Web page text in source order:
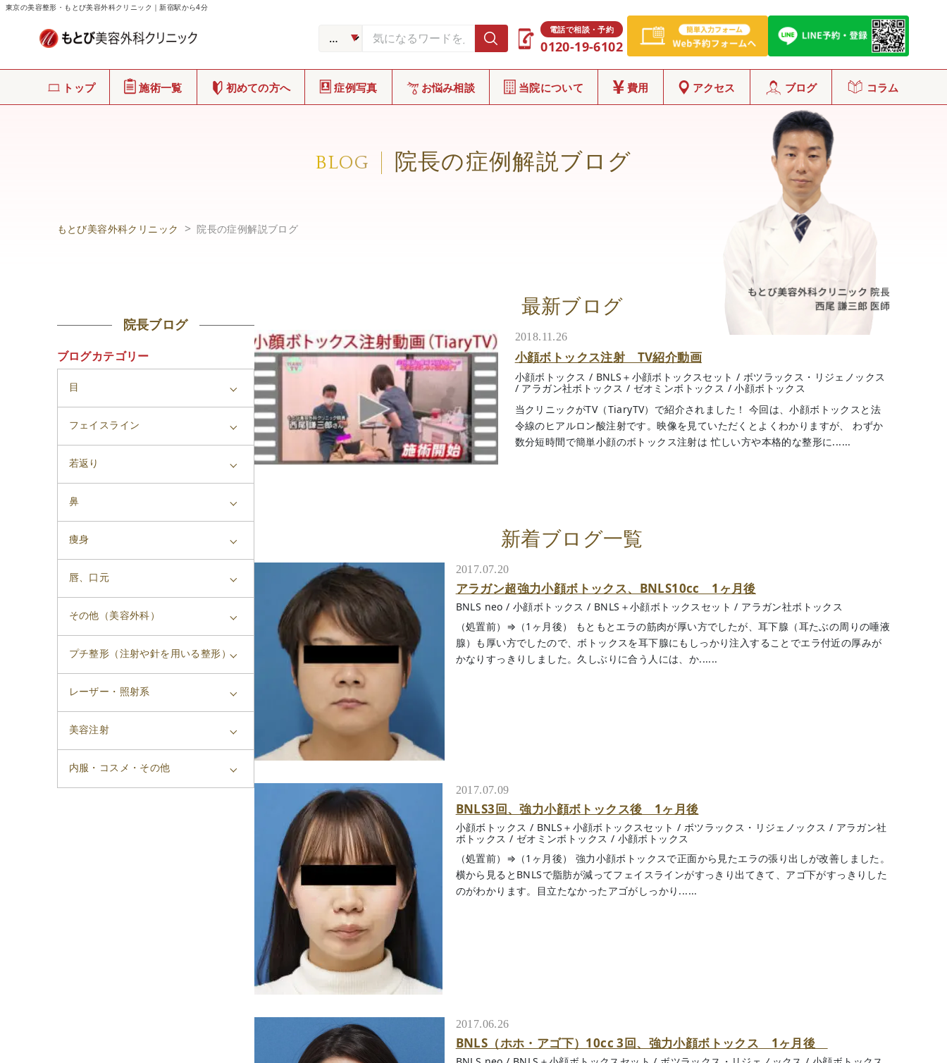
東京の美容整形・もとび美容外科クリニック｜新宿駅から4分
電話で相談・予約
0120-19-6102
トップ 施術一覧 初めての方へ 症例写真 お悩み相談 当院について 費用 アクセス ブログ コラム
BLOG 院長の症例解説ブログ
もとび美容外科クリニック 院長の症例解説ブログ
院長ブログ
ブログカテゴリー
目
フェイスライン
若返り
鼻
痩身
唇、口元
その他（美容外科）
プチ整形（注射や針を用いる整形）
レーザー・照射系
美容注射
内服・コスメ・その他
最新ブログ
2018.11.26
小顔ボトックス注射 TV紹介動画
小顔ボトックス / BNLS＋小顔ボトックスセット / ボツラックス・リジェノックス
/ アラガン社ボトックス / ゼオミンボトックス /小顔ボトックス
当クリニックがTV（TiaryTV）で紹介されました！ 今回は、小顔ボトックスと法
令線のヒアルロン酸注射です。映像を見ていただくとよくわかりますが、 わずか
数分短時間で簡単小顔のボトックス注射は 忙しい方や本格的な整形に......
新着ブログ一覧
2017.07.20
アラガン超強力小顔ボトックス、BNLS10cc 1ヶ月後
BNLS neo /小顔ボトックス / BNLS＋小顔ボトックスセット / アラガン社ボトックス
（処置前）⇒（1ヶ月後） もともとエラの筋肉が厚い方でしたが、耳下腺（耳たぶの周りの唾液
腺）も厚い方でしたので、ボトックスを耳下腺にもしっかり注入することでエラ付近の厚みが
かなりすっきりしました。久しぶりに合う人には、か......
2017.07.09
BNLS3回、強力小顔ボトックス後 1ヶ月後
小顔ボトックス / BNLS＋小顔ボトックスセット / ボツラックス・リジェノックス / アラガン社
ボトックス / ゼオミンボトックス / 小顔ボトックス
（処置前）⇒（1ヶ月後） 強力小顔ボトックスで正面から見たエラの張り出しが改善しました。
横から見るとBNLSで脂肪が減ってフェイスラインがすっきり出てきて、アゴ下がすっきりした
のがわかります。目立たなかったアゴがしっかり......
2017.06.26
BNLS（ホホ・アゴ下）10cc 3回、強力小顔ボトックス 1ヶ月後